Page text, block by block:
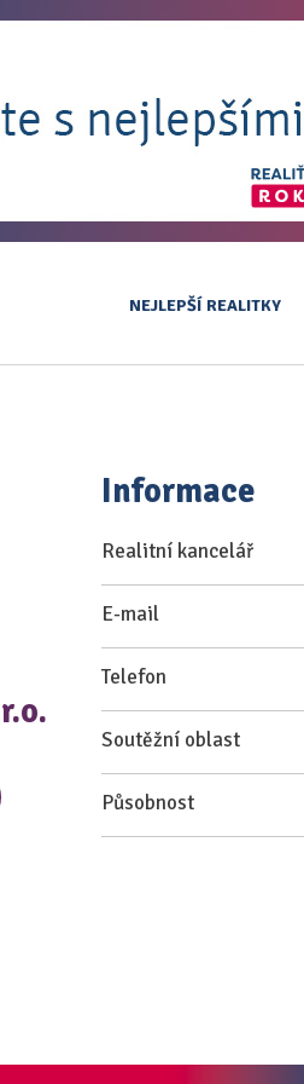
NEJLEPŠÍ REALITKY
Informace
Realitní kancelář
E-mail
Telefon
Soutěžní oblast
Působnost